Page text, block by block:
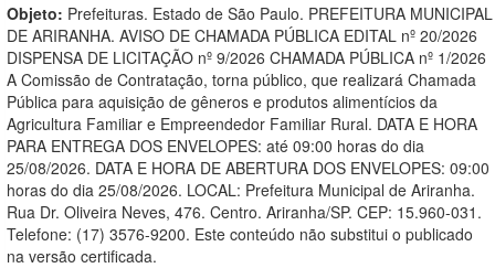
Objeto: Prefeituras. Estado de São Paulo. PREFEITURA MUNICIPAL
DE ARIRANHA. AVISO DE CHAMADA PÚBLICA EDITAL nº 20/2026
DISPENSA DE LICITAÇÃO nº 9/2026 CHAMADA PÚBLICA nº 1/2026
A Comissão de Contratação, torna público, que realizará Chamada
Pública para aquisição de gêneros e produtos alimentícios da
Agricultura Familiar e Empreendedor Familiar Rural. DATA E HORA
PARA ENTREGA DOS ENVELOPES: até 09:00 horas do dia
25/08/2026. DATA E HORA DE ABERTURA DOS ENVELOPES: 09:00
horas do dia 25/08/2026. LOCAL: Prefeitura Municipal de Ariranha.
Rua Dr. Oliveira Neves, 476. Centro. Ariranha/SP. CEP: 15.960-031.
Telefone: (17) 3576-9200. Este conteúdo não substitui o publicado
na versão certificada.